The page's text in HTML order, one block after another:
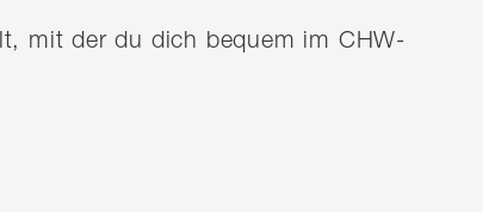
mit der du dich bequem im CHW-